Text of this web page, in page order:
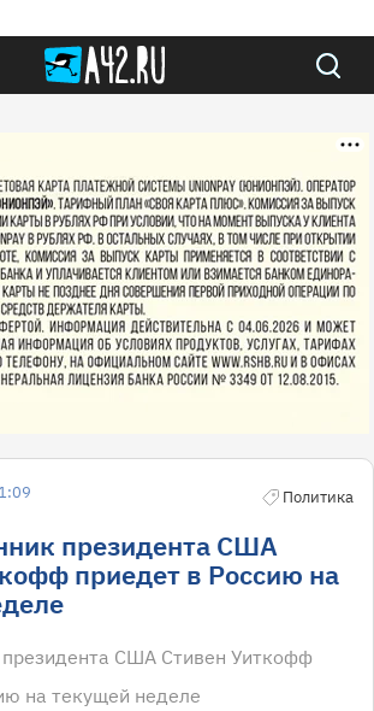
Политика
президента США
приедет в Россию на
США Стивен Уиткофф
на текущей неделе